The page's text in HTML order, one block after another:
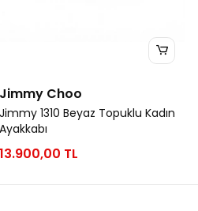
Jimmy Choo
Jimmy 1310 Beyaz Topuklu Kadın
Ayakkabı
13.900,00 TL